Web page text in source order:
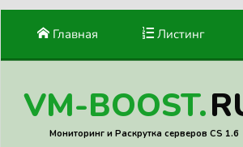
Главная Листинг
VM-BOOST.
Мониторинг и Раскрутка серверов CS 1.6